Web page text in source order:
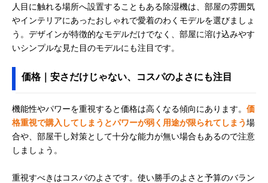
人目に触れる場所へ設置することもある除湿機は、部屋の雰囲気
やインテリアにあったおしゃれで愛着のわくモデルを選びましょ
う。デザインが特徴的なモデルだけでなく、部屋に溶け込みやす
いシンプルな見た目のモデルにも注目です。
価格｜安さだけじゃない、コスパのよさにも注目
機能性やパワーを重視すると価格は高くなる傾向にあります。 価
格重視で購入してしまうとパワーが弱く用途が限られてしまう場
合や、部屋干し対策として十分な能力が無い場合もあるので注意
しましょう。
重視すべきはコスパのよさです。使い勝手のよさと予算のバラン